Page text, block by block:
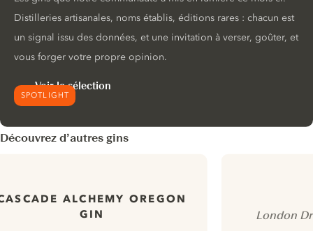
SPOTLIGHT
Distilleries artisanales, noms établis, éditions rares : chacun est
un signal issu des données, et une invitation à verser, goûter, et
vous forger votre propre opinion.
Voir la sélection
Découvrez d’autres gins
ALCHEMY OREGON
GIN
London